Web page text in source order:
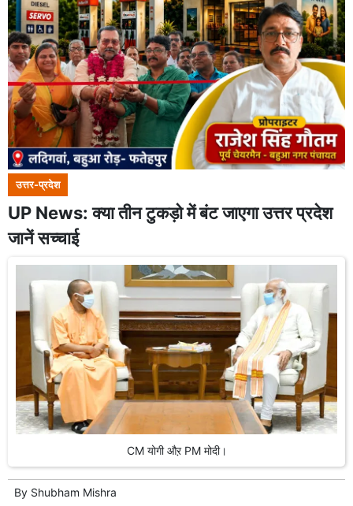
उत्तर-प्रदेश
UP News: क्या तीन टुकड़ो में बंट जाएगा उत्तर प्रदेश
जानें सच्चाई
CM योगी औऱ PM मोदी।
By Shubham Mishra